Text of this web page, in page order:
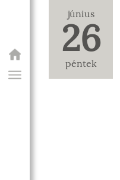
június
26
péntek